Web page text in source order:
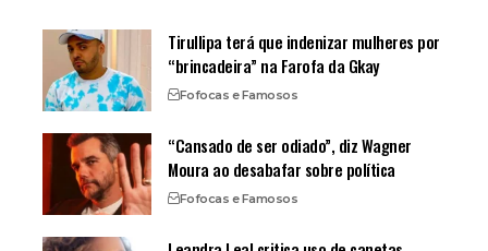
Tirullipa terá que indenizar mulheres por
“brincadeira” na Farofa da Gkay
Fofocas e Famosos
“Cansado de ser odiado”, diz Wagner
Moura ao desabafar sobre política
Fofocas e Famosos